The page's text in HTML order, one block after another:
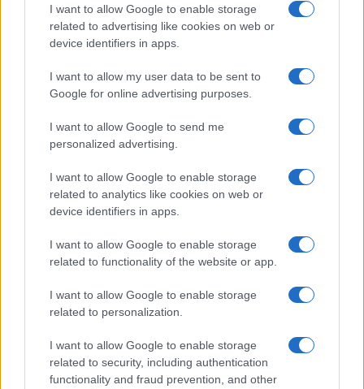
I want to allow Google to enable storage
related to advertising like cookies on web or
device identifiers in apps.
I want to allow my user data to be sent to
Google for online advertising purposes.
I want to allow Google to send me
personalized advertising.
I want to allow Google to enable storage
related to analytics like cookies on web or
device identifiers in apps.
I want to allow Google to enable storage
related to functionality of the website or app.
I want to allow Google to enable storage
related to personalization.
I want to allow Google to enable storage
related to security, including authentication
functionality and fraud prevention, and other
Minacce con machete e sequestro: la gang di
adolescenti che chiedeva droga come riscatto